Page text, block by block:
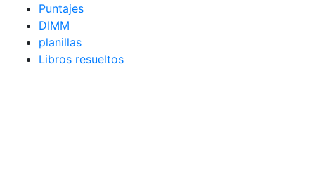
Puntajes
DIMM
planillas
Libros resueltos